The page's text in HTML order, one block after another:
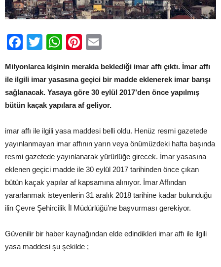
Facebook
TwitterWhatsApp
Pinterest
Milyonlarca kişinin merakla beklediği imar affı çıktı. İmar affı
ile ilgili imar yasasına geçici bir madde eklenerek imar barışı
sağlanacak. Yasaya göre 30 eylül 2017’den önce yapılmış
bütün kaçak yapılara af geliyor.
imar affı ile ilgili yasa maddesi belli oldu. Henüz resmi gazetede
yayınlanmayan imar affının yarın veya önümüzdeki hafta başında
resmi gazetede yayınlanarak yürürlüğe girecek. İmar yasasına
eklenen geçici madde ile 30 eylül 2017 tarihinden önce çıkan
bütün kaçak yapılar af kapsamına alınıyor. İmar Affından
yararlanmak isteyenlerin 31 aralık 2018 tarihine kadar bulunduğu
ilin Çevre Şehircilik İl Müdürlüğü’ne başvurması gerekiyor.
Güvenilir bir haber kaynağından elde edindikleri imar affı ile ilgili
yasa maddesi şu şekilde ;